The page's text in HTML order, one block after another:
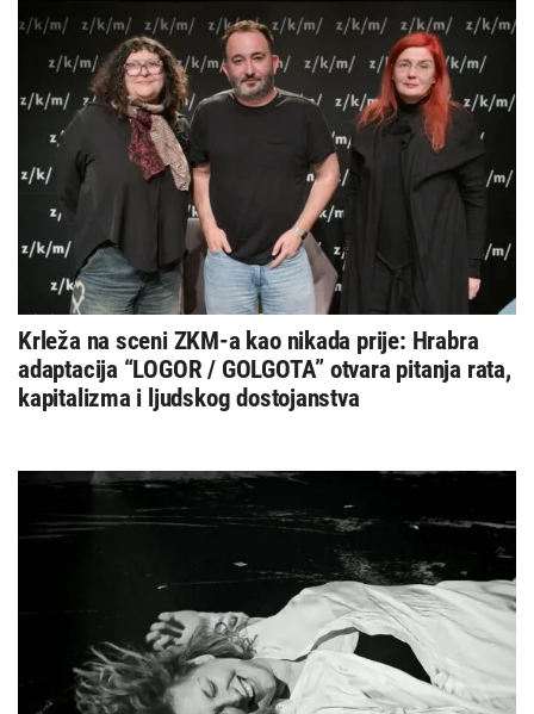
Krleža na sceni ZKM-a kao nikada prije: Hrabra
adaptacija “LOGOR / GOLGOTA” otvara pitanja rata,
kapitalizma i ljudskog dostojanstva